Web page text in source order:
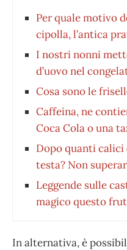
Per quale motivo
cipolla, l’antica
I nostri nonni
d’uovo nel
Cosa sono le
Caffeina, ne
Coca Cola o una
Dopo quanti
testa? Non
Leggende sulle
magico questo
In alternativa, è